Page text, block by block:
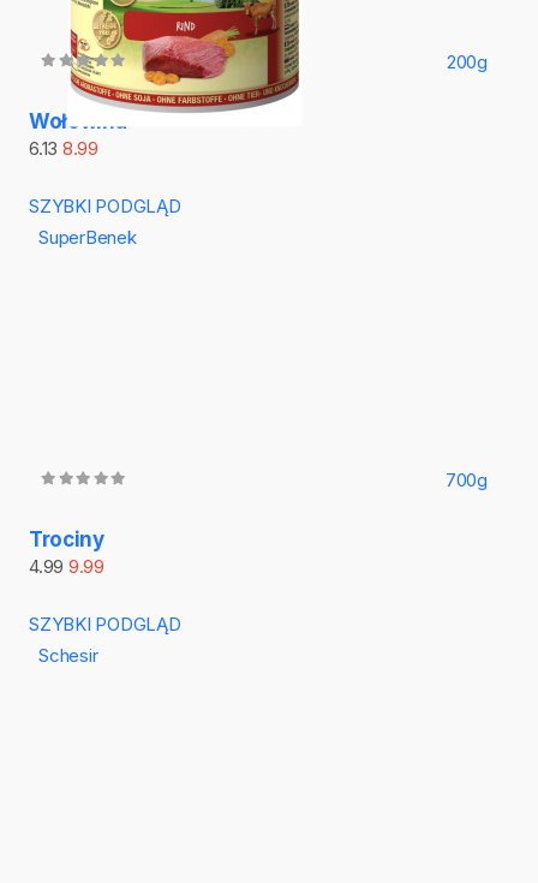
200g
Wołowina
6.13 8.99
SZYBKI PODGLĄD
SuperBenek
700g
Trociny
4.99 9.99
SZYBKI PODGLĄD
Schesir